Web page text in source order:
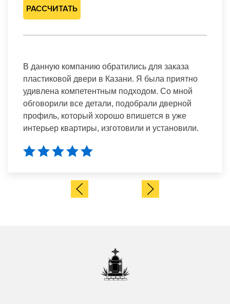
РАССЧИТАТЬ
В данную компанию обратились для заказа
пластиковой двери в Казани. Я была приятно
удивлена компетентным подходом. Со мной
обговорили все детали, подобрали дверной
профиль, который хорошо впишется в уже
интерьер квартиры, изготовили и установили.